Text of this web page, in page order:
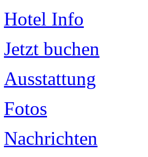
Hotel Info
Jetzt buchen
Ausstattung
Fotos
Nachrichten